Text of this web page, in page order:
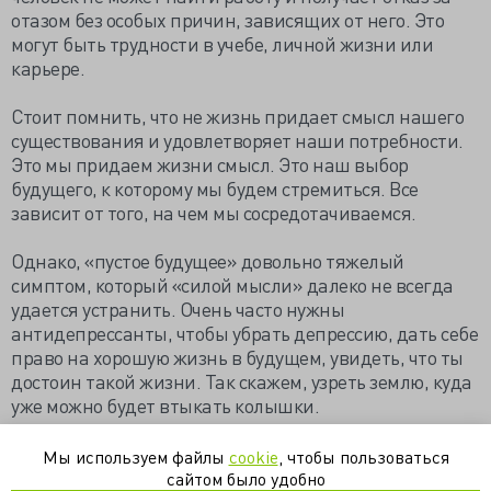
отазом без особых причин, зависящих от него. Это
могут быть трудности в учебе, личной жизни или
карьере.
Стоит помнить, что не жизнь придает смысл нашего
существования и удовлетворяет наши потребности.
Это мы придаем жизни смысл. Это наш выбор
будущего, к которому мы будем стремиться. Все
зависит от того, на чем мы сосредотачиваемся.
Однако, «пустое будущее» довольно тяжелый
симптом, который «силой мысли» далеко не всегда
удается устранить. Очень часто нужны
антидепрессанты, чтобы убрать депрессию, дать себе
право на хорошую жизнь в будущем, увидеть, что ты
достоин такой жизни. Так скажем, узреть землю, куда
уже можно будет втыкать колышки.
Мы используем файлы cookie , чтобы пользоваться
сайтом было удобно